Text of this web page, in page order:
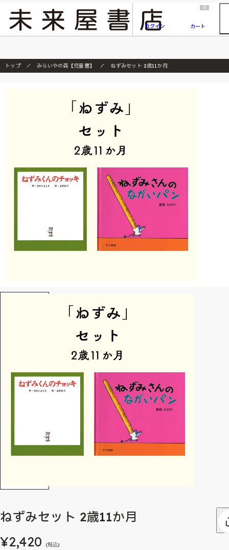
『ONE PIECE magazine 021 ONE PIECEカード付き同梱版』発売延期のご案内
ログイン
0
カート
トップ みらいやの森【児童書】 ねずみセット 2歳11か月
ねずみセット 2歳11か月
¥2,420 (税込)